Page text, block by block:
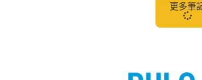
更多筆